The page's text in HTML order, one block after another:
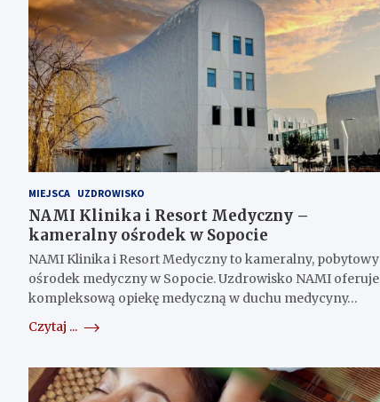
MIEJSCA UZDROWISKO
NAMI Klinika i Resort Medyczny –
kameralny ośrodek w Sopocie
NAMI Klinika i Resort Medyczny to kameralny, pobytowy
ośrodek medyczny w Sopocie. Uzdrowisko NAMI oferuje
kompleksową opiekę medyczną w duchu medycyny…
Czytaj ...